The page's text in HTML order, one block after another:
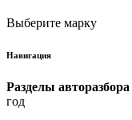
Выберите марку
Навигация
Разделы авторазбора
год